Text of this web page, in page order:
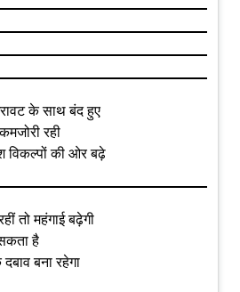
के साथ बंद हुए
रही
विकल्पों की ओर बढ़े
तो महंगाई बढ़ेगी
है
बना रहेगा